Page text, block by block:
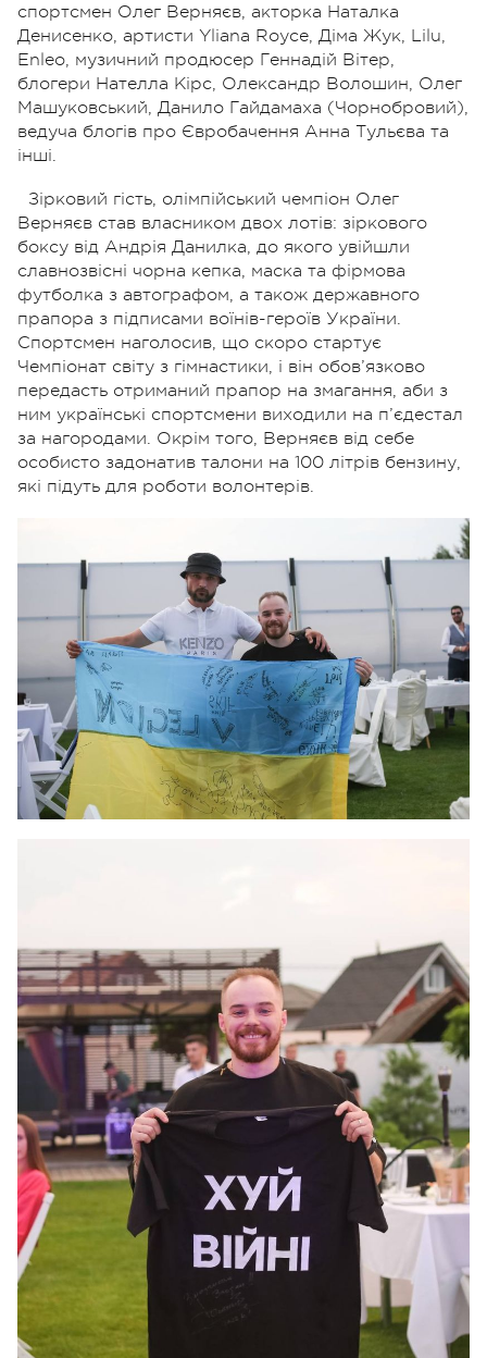
спортсмен Олег Верняєв, акторка Наталка
Денисенко, артисти Yliana Royce, Діма Жук, Lilu,
Enleo, музичний продюсер Геннадій Вітер,
блогери Нателла Кірс, Олександр Волошин, Олег
Машуковський, Данило Гайдамаха (Чорнобровий),
ведуча блогів про Євробачення Анна Тульєва та
інші.
Зірковий гість, олімпійський чемпіон Олег
Верняєв став власником двох лотів: зіркового
боксу від Андрія Данилка, до якого увійшли
славнозвісні чорна кепка, маска та фірмова
футболка з автографом, а також державного
прапора з підписами воїнів-героїв України.
Спортсмен наголосив, що скоро стартує
Чемпіонат світу з гімнастики, і він обов’язково
передасть отриманий прапор на змагання, аби з
ним українські спортсмени виходили на п’єдестал
за нагородами. Окрім того, Верняєв від себе
особисто задонатив талони на 100 літрів бензину,
які підуть для роботи волонтерів.